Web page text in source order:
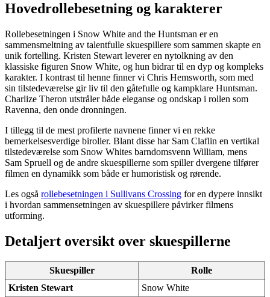
Hovedrollebesetning og karakterer
Rollebesetningen i Snow White and the Huntsman er en
sammensmeltning av talentfulle skuespillere som sammen skapte en
unik fortelling. Kristen Stewart leverer en nytolkning av den
klassiske figuren Snow White, og hun bidrar til en dyp og kompleks
karakter. I kontrast til henne finner vi Chris Hemsworth, som med
sin tilstedeværelse gir liv til den gåtefulle og kampklare Huntsman.
Charlize Theron utstråler både eleganse og ondskap i rollen som
Ravenna, den onde dronningen.
I tillegg til de mest profilerte navnene finner vi en rekke
bemerkelsesverdige biroller. Blant disse har Sam Claflin en vertikal
tilstedeværelse som Snow Whites barndomsvenn William, mens
Sam Spruell og de andre skuespillerne som spiller dvergene tilfører
filmen en dynamikk som både er humoristisk og rørende.
Les også rollebesetningen i Sullivans Crossing for en dypere innsikt
i hvordan sammensetningen av skuespillere påvirker filmens
utforming.
Detaljert oversikt over skuespillerne
Skuespiller
Rolle
Kristen Stewart
Snow White